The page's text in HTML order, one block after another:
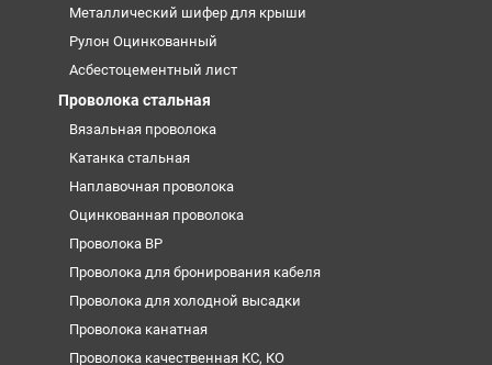
Металлический шифер для крыши
Рулон Оцинкованный
Асбестоцементный лист
Проволока стальная
Вязальная проволока
Катанка стальная
Наплавочная проволока
Оцинкованная проволока
Проволока ВР
Проволока для бронирования кабеля
Проволока для холодной высадки
Проволока канатная
Проволока качественная КС, КО